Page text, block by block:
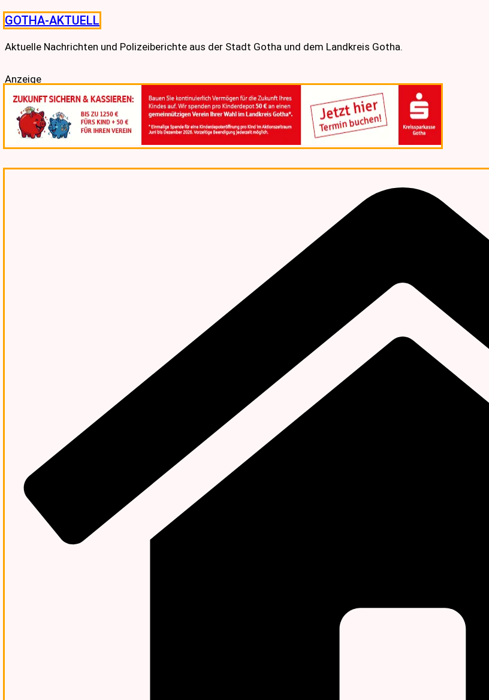
Skip
to
content
GOTHA-AKTUELL
Aktuelle Nachrichten und Polizeiberichte aus der Stadt Gotha und dem Landkreis Gotha.
Anzeige